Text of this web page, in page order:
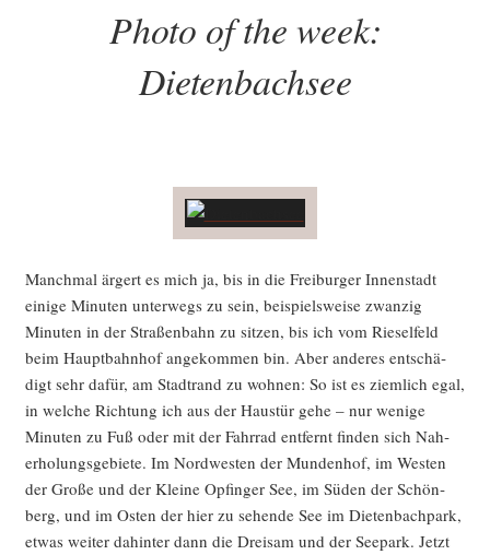
Photo of the week:
Dietenbachsee
Manch­mal ärgert es mich ja, bis in die Frei­bur­ger Innen­stadt
eini­ge Minu­ten unter­wegs zu sein, bei­spiels­wei­se zwan­zig
Minu­ten in der Stra­ßen­bahn zu sit­zen, bis ich vom Rie­sel­feld
beim Haupt­bahn­hof ange­kom­men bin. Aber ande­res ent­schä­
digt sehr dafür, am Stadt­rand zu woh­nen: So ist es ziem­lich egal,
in wel­che Rich­tung ich aus der Haus­tür gehe – nur weni­ge
Minu­ten zu Fuß oder mit der Fahr­rad ent­fernt fin­den sich Nah­
erho­lungs­ge­bie­te. Im Nord­wes­ten der Mun­den­hof, im Wes­ten
der Gro­ße und der Klei­ne Opfin­ger See, im Süden der Schön­
berg, und im Osten der hier zu sehen­de See im Die­ten­bach­park,
etwas wei­ter dahin­ter dann die Drei­sam und der See­park. Jetzt